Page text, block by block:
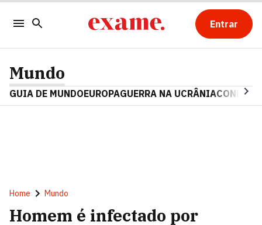
Entrar
Mundo
GUIA DE MUNDOEUROPAGUERRA NA UCRÂNIA
Home Mundo
Homem é infectado por